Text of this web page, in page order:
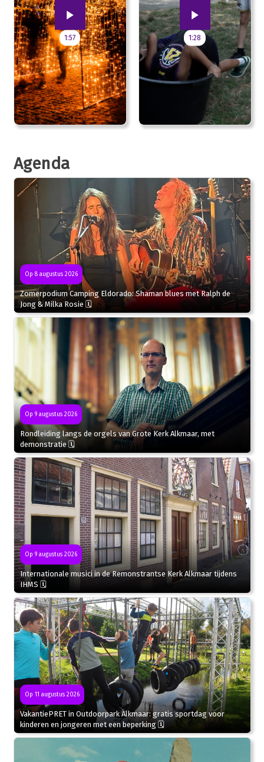
1:57 1:28
Agenda
Op 8 augustus 2026
Zomerpodium Camping Eldorado: Shaman blues met Ralph de
Jong & Milka Rosie 🗓
Op 9 augustus 2026
Rondleiding langs de orgels van Grote Kerk Alkmaar, met
demonstratie 🗓
Op 9 augustus 2026
Internationale musici in de Remonstrantse Kerk Alkmaar tijdens
IHMS 🗓
Op 11 augustus 2026
VakantiePRET in Outdoorpark Alkmaar: gratis sportdag voor
kinderen en jongeren met een beperking 🗓